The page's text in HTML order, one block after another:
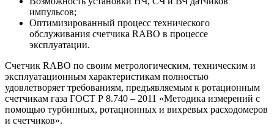
импульсов;
Оптимизированный процесс технического
обслуживания счетчика RABO в процессе
эксплуатации.
Счетчик RABO по своим метрологическим, техническим и
эксплуатационным характеристикам полностью
удовлетворяет требованиям, предъявляемым к ротационным
счетчикам газа ГОСТ Р 8.740 – 2011 «Методика измерений с
помощью турбинных, ротационных и вихревых расходомеров
и счетчиков».